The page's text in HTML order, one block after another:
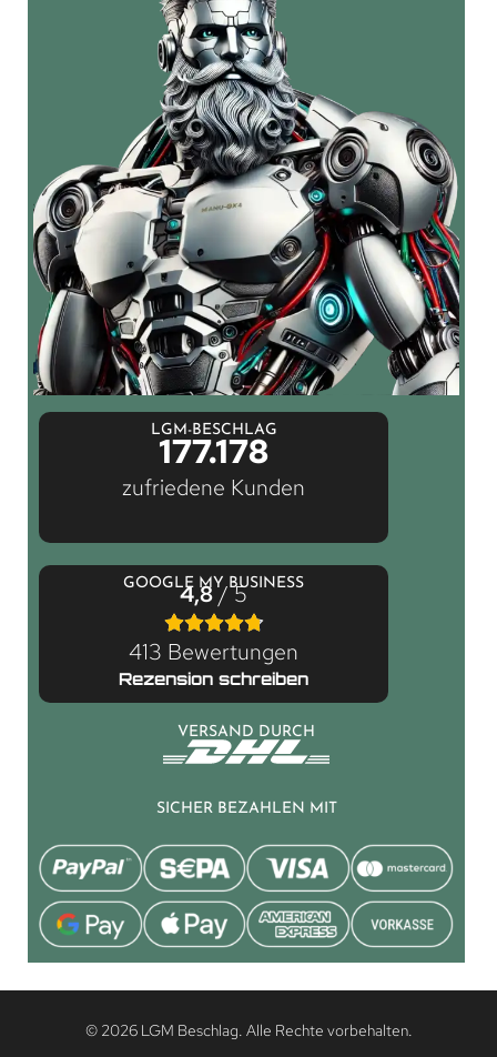
LGM-BESCHLAG
177.178
zufriedene Kunden
GOOGLE MY BUSINESS
4,8/ 5
413 Bewertungen
Rezension schreiben
VERSAND DURCH
SICHER BEZAHLEN MIT
© 2026 LGM Beschlag. Alle Rechte vorbehalten.